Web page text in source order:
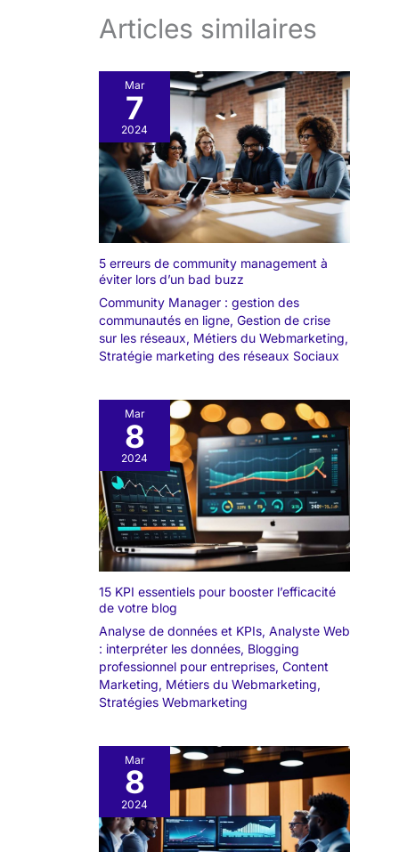
Articles similaires
Mar
7
2024
5 erreurs de community management à
éviter lors d’un bad buzz
Community Manager : gestion des
communautés en ligne, Gestion de crise
sur les réseaux, Métiers du Webmarketing,
Stratégie marketing des réseaux Sociaux
Mar
8
2024
15 KPI essentiels pour booster l’efficacité
de votre blog
Analyse de données et KPIs, Analyste Web
: interpréter les données, Blogging
professionnel pour entreprises, Content
Marketing, Métiers du Webmarketing,
Stratégies Webmarketing
Mar
8
2024